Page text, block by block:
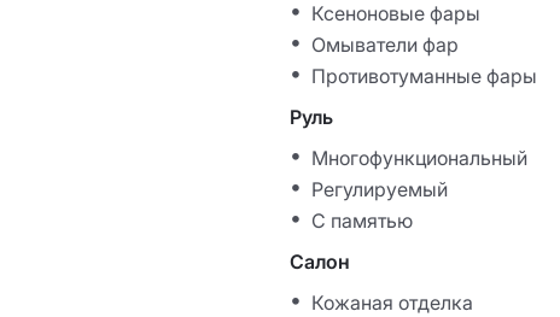
Ксеноновые фары
Омыватели фар
Противотуманные фары
Руль
Многофункциональный
Регулируемый
С памятью
Салон
Кожаная отделка